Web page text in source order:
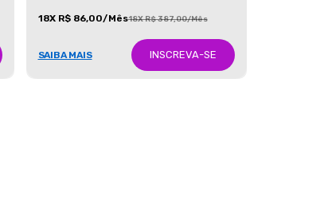
18X R$ 86,00/Mês18X R$ 387,00/Mês
SAIBA MAIS INSCREVA-SE